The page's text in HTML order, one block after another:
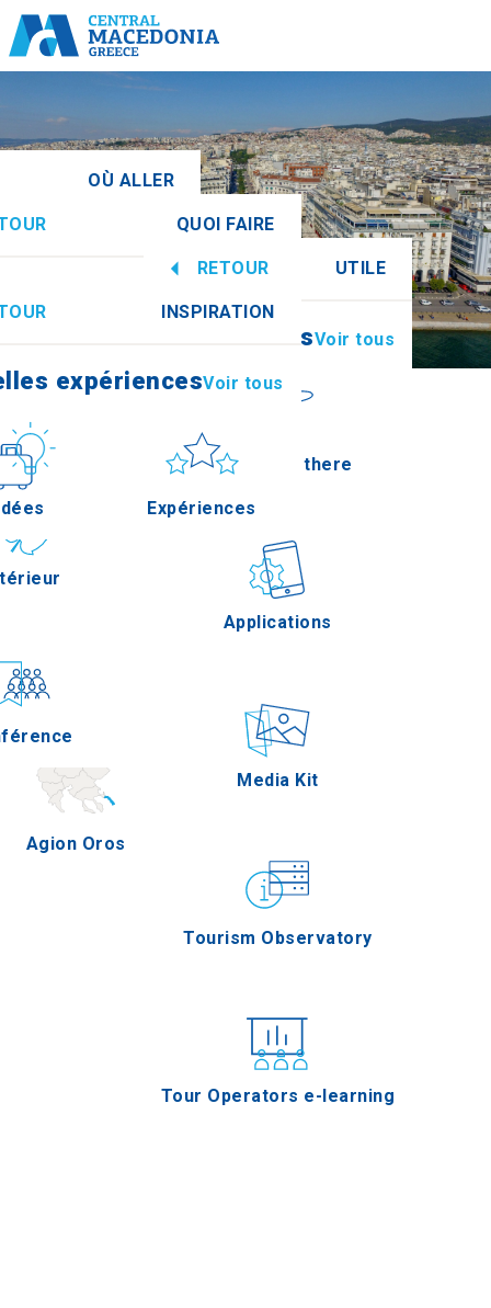
OÙ ALLER
Imathia
Serres
Agion Oros
QUOI FAIRE
Gastronomie
RETOUR UTILE
InformationsVoir tous
How to get there
Applications
Media Kit
Tourism Observatory
Tour Operators e-learning
INSPIRATION
expériencesVoir tous
Expériences